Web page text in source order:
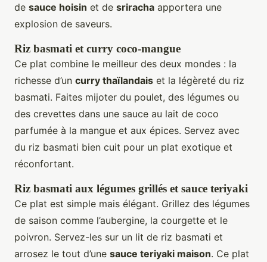
de sauce hoisin et de sriracha apportera une
explosion de saveurs.
Riz basmati et curry coco-mangue
Ce plat combine le meilleur des deux mondes : la
richesse d’un curry thaïlandais et la légèreté du riz
basmati. Faites mijoter du poulet, des légumes ou
des crevettes dans une sauce au lait de coco
parfumée à la mangue et aux épices. Servez avec
du riz basmati bien cuit pour un plat exotique et
réconfortant.
Riz basmati aux légumes grillés et sauce teriyaki
Ce plat est simple mais élégant. Grillez des légumes
de saison comme l’aubergine, la courgette et le
poivron. Servez-les sur un lit de riz basmati et
arrosez le tout d’une sauce teriyaki maison. Ce plat